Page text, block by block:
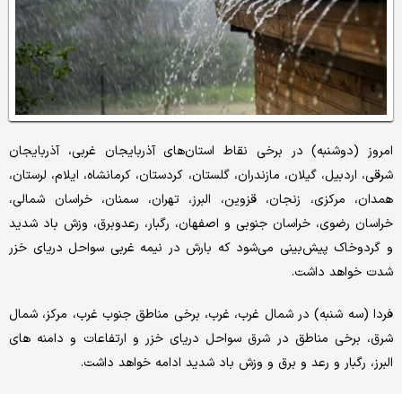
امروز (دوشنبه) در برخی نقاط استان‌های آذربایجان غربی، آذربایجان
شرقی، اردبیل، گیلان، مازندران، گلستان، کردستان، کرمانشاه، ایلام، لرستان،
همدان، مرکزی، زنجان، قزوین، البرز، تهران، سمنان، خراسان شمالی،
خراسان رضوی، خراسان جنوبی و اصفهان، رگبار، رعدوبرق، وزش باد شدید
و گردوخاک پیش‌بینی می‌شود که بارش در نیمه غربی سواحل دریای خزر
شدت خواهد داشت.
فردا (سه شنبه) در شمال غرب، غرب، برخی مناطق جنوب غرب، مرکز، شمال
شرق، برخی مناطق در شرق سواحل دریای خزر و ارتفاعات و دامنه های
البرز، رگبار و رعد و برق و وزش باد شدید ادامه خواهد داشت.